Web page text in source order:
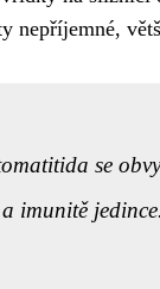
nepříjemné,
se
imunitě